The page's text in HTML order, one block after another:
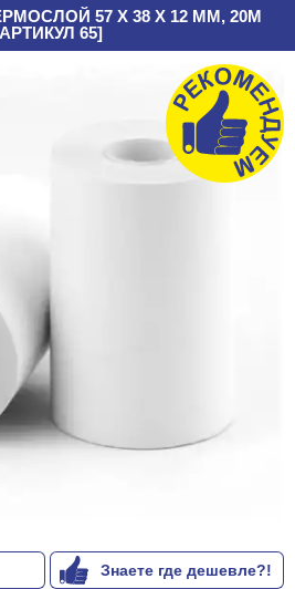
57 Х 38 Х 12 ММ, 20М
65]
Знаете где дешевле?!